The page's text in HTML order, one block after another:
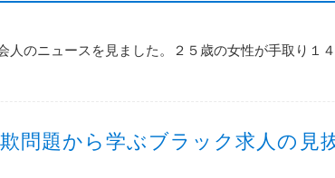
人のニュースを見ました。２５歳の女性が手取り１
問題から学ぶブラック求人の見